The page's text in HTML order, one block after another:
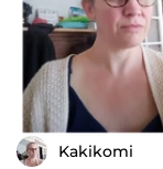
Kakikomi